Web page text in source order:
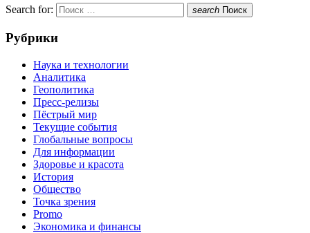
Search for: search Поиск
Рубрики
Наука и технологии
Аналитика
Геополитика
Пресс-релизы
Пёстрый мир
Текущие события
Глобальные вопросы
Для информации
Здоровье и красота
История
Общество
Точка зрения
Promo
Экономика и финансы